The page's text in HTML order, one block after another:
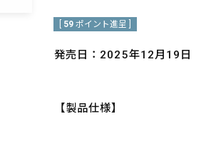
59 ポイント進呈 ]
発売日：2025年12月19日
【製品仕様】